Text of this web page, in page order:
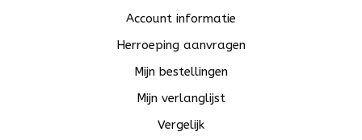
Account informatie
Herroeping aanvragen
Mijn bestellingen
Mijn verlanglijst
Vergelijk